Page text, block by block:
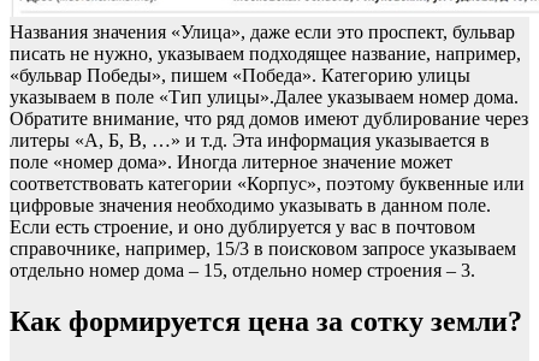
Названия значения «Улица», даже если это проспект, бульвар
писать не нужно, указываем подходящее название, например,
«бульвар Победы», пишем «Победа». Категорию улицы
указываем в поле «Тип улицы».Далее указываем номер дома.
Обратите внимание, что ряд домов имеют дублирование через
литеры «А, Б, В, …» и т.д. Эта информация указывается в
поле «номер дома». Иногда литерное значение может
соответствовать категории «Корпус», поэтому буквенные или
цифровые значения необходимо указывать в данном поле.
Если есть строение, и оно дублируется у вас в почтовом
справочнике, например, 15/3 в поисковом запросе указываем
отдельно номер дома – 15, отдельно номер строения – 3.
Как формируется цена за сотку земли?